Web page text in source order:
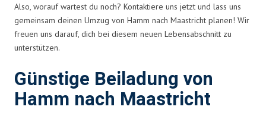
Also, worauf wartest du noch? Kontaktiere uns jetzt und lass uns
gemeinsam deinen Umzug von Hamm nach Maastricht planen! Wir
freuen uns darauf, dich bei diesem neuen Lebensabschnitt zu
unterstützen.
Günstige Beiladung von
Hamm nach Maastricht